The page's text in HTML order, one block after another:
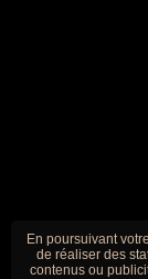
En poursuivant
de réaliser des
contenus ou